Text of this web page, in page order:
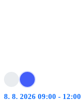
8. 8. 2026 09:00 - 12:00